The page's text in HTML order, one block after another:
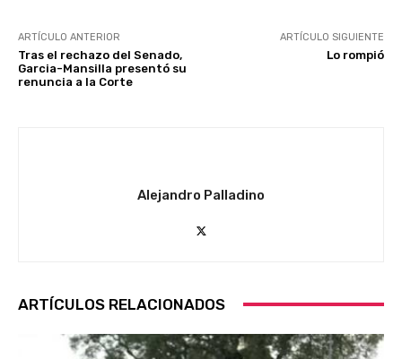
ARTÍCULO ANTERIOR
Tras el rechazo del Senado,
Garcia-Mansilla presentó su
renuncia a la Corte
ARTÍCULO SIGUIENTE
Lo rompió
Alejandro Palladino
ARTÍCULOS RELACIONADOS